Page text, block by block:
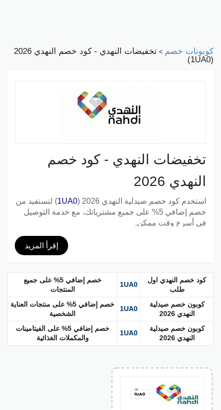
كوبونات خصم >
تخفيضات النهدي - كود خصم النهدي 2026
(1UA0)
إقرأ المزيد
تخفيضات النهدي - كود خصم
النهدي 2026
استخدم كود خصم صيدلية النهدي 2026 (
1UA0) لتستفيد من
خصم إضافي 5% على جميع مشترياتك، مع خدمة التوصيل
في أسرع وقت ممكن.
كود خصم النهدي اول
طلب
1UA0
خصم إضافي 5% على جميع
المنتجات
كوبون خصم صيدلية
النهدي 2026
1UA0
خصم إضافي 5% على منتجات العناية
الشخصية
كوبون خصم صيدلية
النهدي 2026
1UA0
خصم إضافي 5% على الفيتامينات
والمكملات الغذائية